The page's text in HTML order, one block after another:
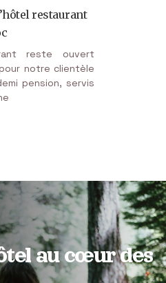
restaurant
reste ouvert
notre clientèle
pension, servis
au cœur des